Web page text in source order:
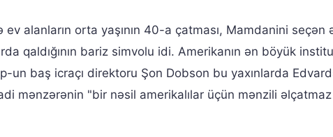
alanların orta yaşının 40-a çatması, Mamdanini seçən
qaldığının bariz simvolu idi. Amerikanın ən böyük
baş icraçı direktoru Şon Dobson bu yaxınlarda
mənzərənin "bir nəsil amerikalılar üçün mənzili